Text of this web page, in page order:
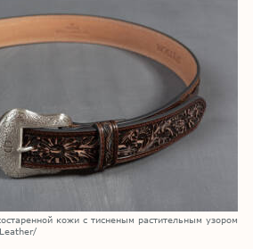
кожи с тисненым растительным узором